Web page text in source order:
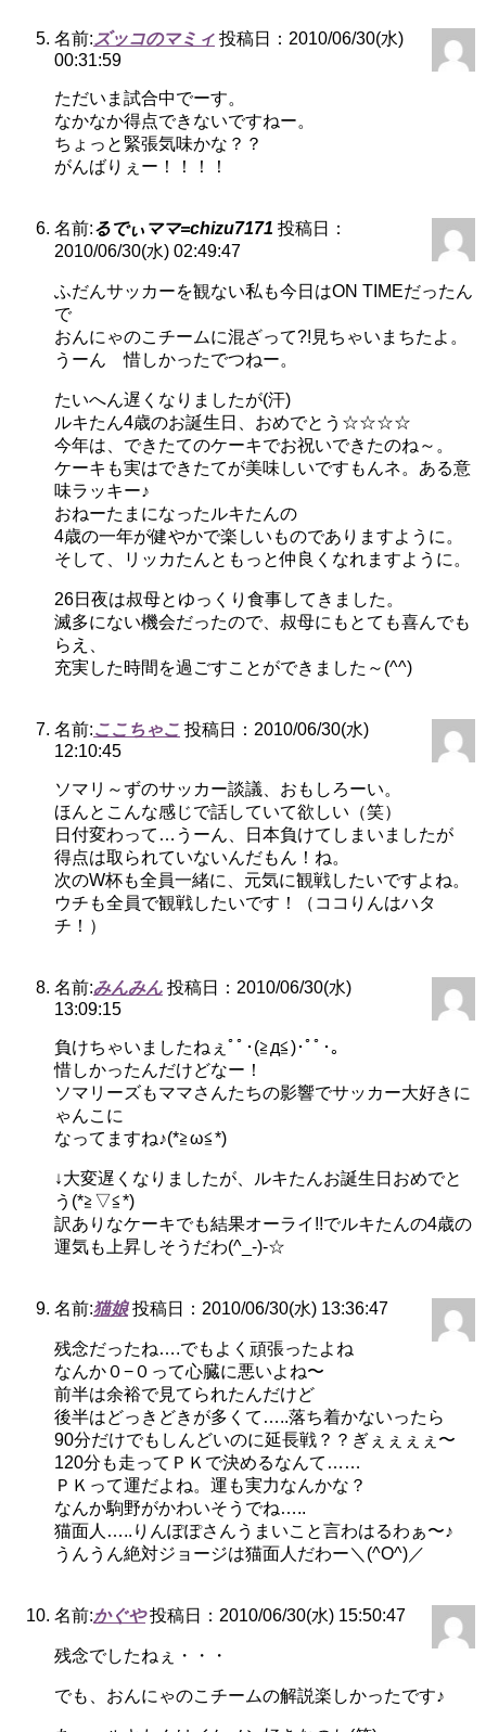
名前: ズッコのマミィ 投稿日：2010/06/30(水)
00:31:59
ただいま試合中でーす。
なかなか得点できないですねー。
ちょっと緊張気味かな？？
がんばりぇー！！！！
名前:るでぃママ=chizu7171 投稿日：
2010/06/30(水) 02:49:47
ふだんサッカーを観ない私も今日はON TIMEだったん
で
おんにゃのこチームに混ざって?!見ちゃいまちたよ。
うーん 惜しかったでつねー。
たいへん遅くなりましたが(汗)
ルキたん4歳のお誕生日、おめでとう☆☆☆☆
今年は、できたてのケーキでお祝いできたのね～。
ケーキも実はできたてが美味しいですもんネ。ある意
味ラッキー♪
おねーたまになったルキたんの
4歳の一年が健やかで楽しいものでありますように。
そして、リッカたんともっと仲良くなれますように。
26日夜は叔母とゆっくり食事してきました。
滅多にない機会だったので、叔母にもとても喜んでも
らえ、
充実した時間を過ごすことができました～(^^)
名前:ここちゃこ 投稿日：2010/06/30(水)
12:10:45
ソマリ～ずのサッカー談議、おもしろーい。
ほんとこんな感じで話していて欲しい（笑）
日付変わって…うーん、日本負けてしまいましたが
得点は取られていないんだもん！ね。
次のW杯も全員一緒に、元気に観戦したいですよね。
ウチも全員で観戦したいです！（ココりんはハタ
チ！）
名前:みんみん 投稿日：2010/06/30(水)
13:09:15
負けちゃいましたねぇﾟﾟ･(≧д≦)･ﾟﾟ･｡
惜しかったんだけどなー！
ソマリーズもママさんたちの影響でサッカー大好きに
ゃんこに
なってますね♪(*≧ω≦*)
↓大変遅くなりましたが、ルキたんお誕生日おめでと
う(*≧▽≦*)
訳ありなケーキでも結果オーライ!!でルキたんの4歳の
運気も上昇しそうだわ(^_-)-☆
名前:猫娘 投稿日：2010/06/30(水) 13:36:47
残念だったね….でもよく頑張ったよね
なんか０−０って心臓に悪いよね〜
前半は余裕で見てられたんだけど
後半はどっきどきが多くて…..落ち着かないったら
90分だけでもしんどいのに延長戦？？ぎぇぇぇぇ〜
120分も走ってＰＫで決めるなんて……
ＰＫって運だよね。運も実力なんかな？
なんか駒野がかわいそうでね…..
猫面人…..りんぽぽさんうまいこと言わはるわぁ〜♪
うんうん絶対ジョージは猫面人だわー＼(^O^)／
名前:かぐや 投稿日：2010/06/30(水) 15:50:47
残念でしたねぇ・・・
でも、おんにゃのこチームの解説楽しかったです♪